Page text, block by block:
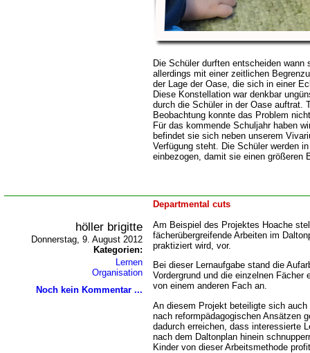
Die Schüler durften entscheiden
allerdings mit einer zeitlichen
der Lage der Oase, die sich in einer
Diese Konstellation war denkbar
durch die Schüler in der Oase auftrat.
Beobachtung konnte das Problem
Für das kommende Schuljahr haben
befindet sie sich neben unserem
Verfügung steht. Die Schüler werden
einbezogen, damit sie einen größeren
Departmental cuts
höller brigitte
Donnerstag, 9. August 2012
Kategorien:
Lernen
Organisation
Noch kein Kommentar ...
Am Beispiel des Projektes Hoache
fächerübergreifende Arbeiten im
praktiziert wird, vor.
Bei dieser Lernaufgabe stand die
Vordergrund und die einzelnen Fächer
von einem anderen Fach an.
An diesem Projekt beteiligte sich
nach reformpädagogischen Ansätzen
dadurch erreichen, dass interessierte
nach dem Daltonplan hinein
Kinder von dieser Arbeitsmethode